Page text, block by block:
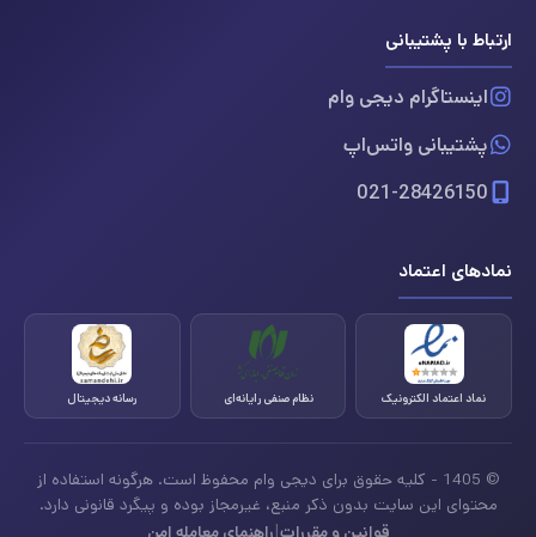
ارتباط با پشتیبانی
اینستاگرام دیجی وام
پشتیبانی واتس‌اپ
021-28426150
نمادهای اعتماد
نماد اعتماد الکترونیک نظام صنفی رایانه‌ای رسانه دیجیتال
© 1405 - کلیه حقوق برای دیجی وام محفوظ است. هرگونه استفاده از
محتوای این سایت بدون ذکر منبع، غیرمجاز بوده و پیگرد قانونی دارد.
قوانین و مقررات راهنمای معامله امن